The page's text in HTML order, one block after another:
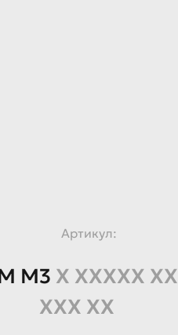
Артикул:
M3 X XXXXX XX
XXX XX